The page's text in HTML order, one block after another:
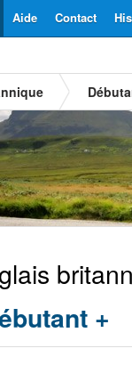
Contact
Aide
+